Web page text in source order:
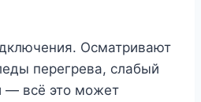
Осматривают
перегрева, слабый
— всё это может